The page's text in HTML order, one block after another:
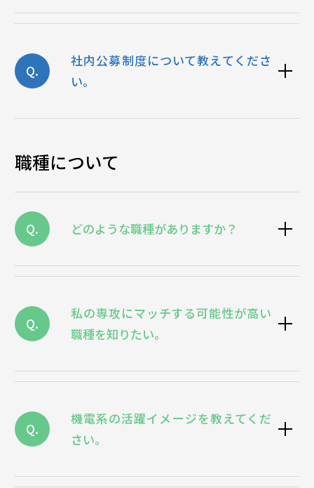
Q.
社内公募制度について教えてくださ
い。
職種について
Q. どのような職種がありますか？
Q.
私の専攻にマッチする可能性が高い
職種を知りたい。
Q.
機電系の活躍イメージを教えてくだ
さい。